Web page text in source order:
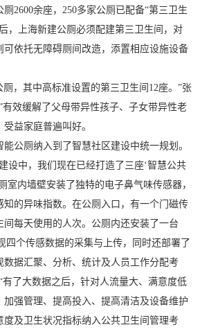
2600余座，250多家公厕已配备“第三卫生
，上海新建公厕必须配建第三卫生间，对
可依托无障碍厕间改造，添置相应设施设备
厕，其中高标准设置的第三卫生间12座。”张
有效缓解了父母带异性孩子、子女带异性老
益家庭普遍叫好。
公厕纳入到了智慧社区建设中统一规划。
设中，我们现在已经打造了三座‘智慧公共
室内墙壁安装了独特的电子鼻气味传感器，
知的异味指数。在公厕入口，有一个门磁传
每天使用的人次。公厕内还安装了一台
四个传感数据的采集与上传，同时还部署了
数据汇聚、分析、统计及人员工作分配考
有了大数据之后，针对人流量大、满意度低
加强管理、提高投入、提高清洁及设备维护
度及卫生状况指标纳入公共卫生间管理考